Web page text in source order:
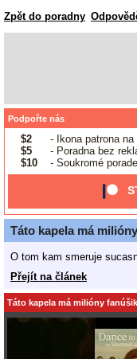
Zpět do poradny
Podpořte nás
$2
- Ikona patrona na
$5
- Poradna bez
$10
- Soukromé
Táto kapela má
O tom kam smeruje
Přejít na článek
Táto kapela má milióny